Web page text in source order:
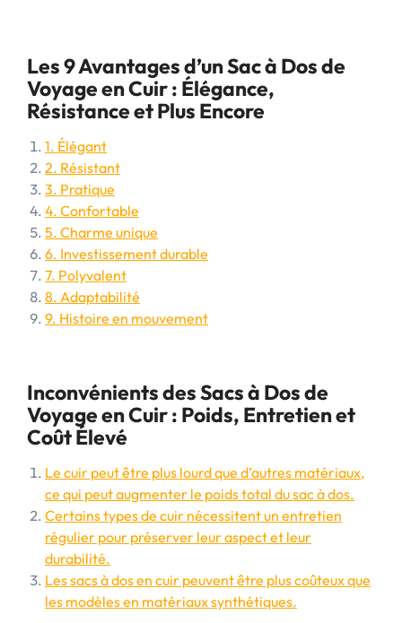
Les 9 Avantages d’un Sac à Dos de
Voyage en Cuir : Élégance,
Résistance et Plus Encore
1. Élégant
2. Résistant
3. Pratique
4. Confortable
5. Charme unique
6. Investissement durable
7. Polyvalent
8. Adaptabilité
9. Histoire en mouvement
Inconvénients des Sacs à Dos de
Voyage en Cuir : Poids, Entretien et
Coût Élevé
Le cuir peut être plus lourd que d’autres matériaux,
ce qui peut augmenter le poids total du sac à dos.
Certains types de cuir nécessitent un entretien
régulier pour préserver leur aspect et leur
durabilité.
Les sacs à dos en cuir peuvent être plus coûteux que
les modèles en matériaux synthétiques.